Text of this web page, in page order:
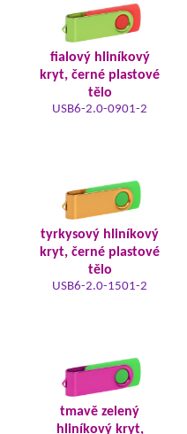
fialový hliníkový
kryt, černé plastové
tělo
USB6-2.0-0901-2
tyrkysový hliníkový
kryt, černé plastové
tělo
USB6-2.0-1501-2
tmavě zelený
hliníkový kryt,